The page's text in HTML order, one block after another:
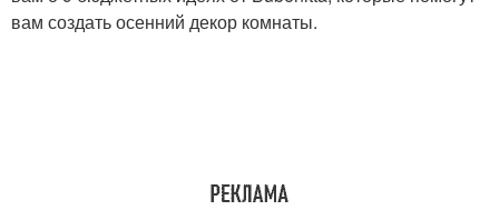
вам создать осенний декор комнаты.